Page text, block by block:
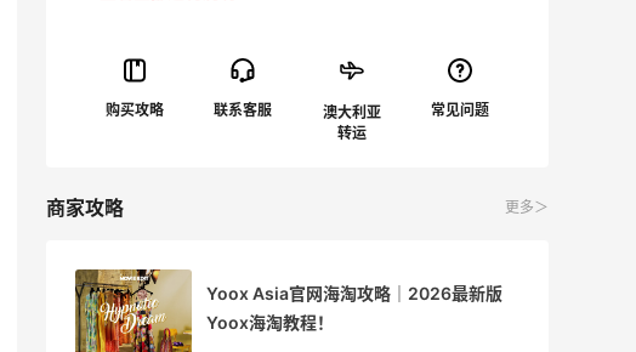
澳大利亚
转运
商家攻略 更多＞
Yoox Asia官网海淘攻略｜2026最新版
Yoox海淘教程！